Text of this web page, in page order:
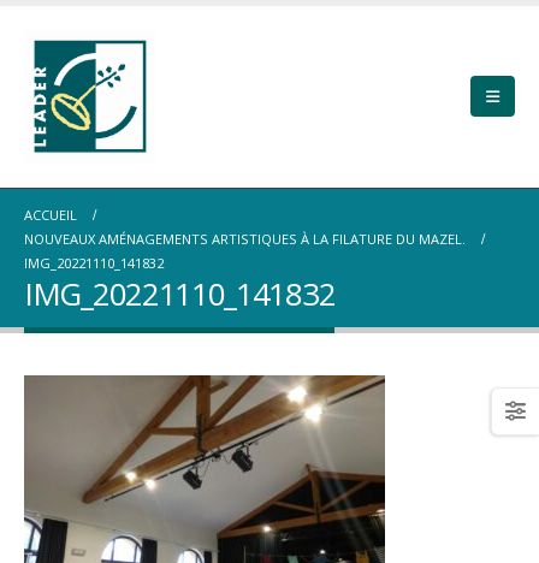
ACCUEIL
NOUVEAUX AMÉNAGEMENTS ARTISTIQUES À LA FILATURE DU MAZEL.
IMG_20221110_141832
IMG_20221110_141832